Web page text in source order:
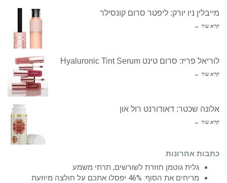
מייבלין ניו יורק: ליפטר סרום קונסילר
קרא עוד ←
לוריאל פריז: סרום טינט Hyaluronic Tint Serum
קרא עוד ←
אלונה שכטר: דאודורנט רול און
קרא עוד ←
כתבות אחרונות
גלית גוטמן חוזרת לשורשים, תרתי משמע
מריחים את הסוף: 46% יפסלו אתכם על חולצה מיוזעת